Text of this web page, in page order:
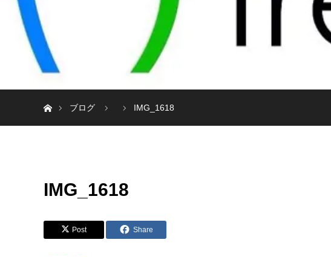
ブログ
IMG_1618
IMG_1618
Post Share